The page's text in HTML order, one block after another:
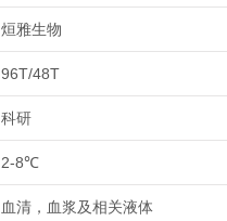
烜雅生物
96T/48T
科研
2-8℃
血清，血浆及相关液体